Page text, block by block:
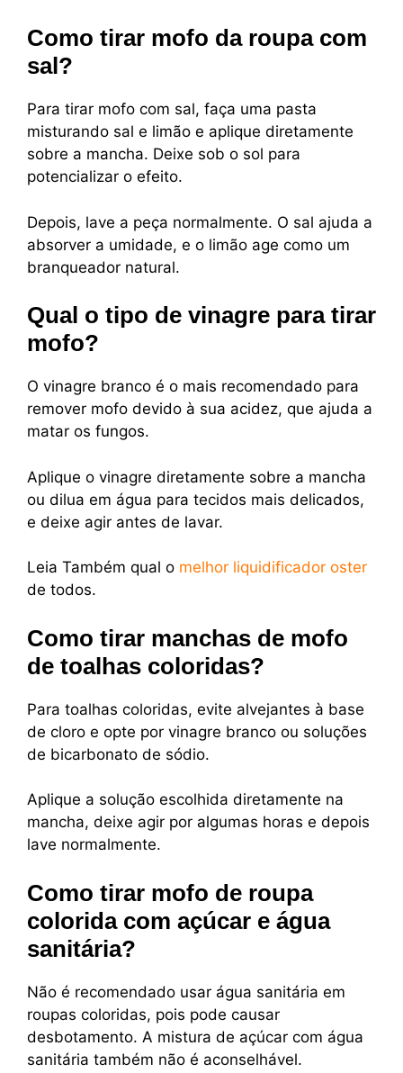
Como tirar mofo da roupa com
sal?
Para tirar mofo com sal, faça uma pasta
misturando sal e limão e aplique diretamente
sobre a mancha. Deixe sob o sol para
potencializar o efeito.
Depois, lave a peça normalmente. O sal ajuda a
absorver a umidade, e o limão age como um
branqueador natural.
Qual o tipo de vinagre para tirar
mofo?
O vinagre branco é o mais recomendado para
remover mofo devido à sua acidez, que ajuda a
matar os fungos.
Aplique o vinagre diretamente sobre a mancha
ou dilua em água para tecidos mais delicados,
e deixe agir antes de lavar.
Leia Também qual o melhor liquidificador oster
de todos.
Como tirar manchas de mofo
de toalhas coloridas?
Para toalhas coloridas, evite alvejantes à base
de cloro e opte por vinagre branco ou soluções
de bicarbonato de sódio.
Aplique a solução escolhida diretamente na
mancha, deixe agir por algumas horas e depois
lave normalmente.
Como tirar mofo de roupa
colorida com açúcar e água
sanitária?
Não é recomendado usar água sanitária em
roupas coloridas, pois pode causar
desbotamento. A mistura de açúcar com água
sanitária também não é aconselhável.